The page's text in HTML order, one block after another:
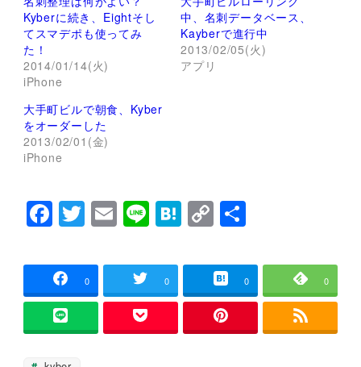
t
t
e
r
で
共
(
し
い
ウ
ィ
ン
ド
き
ま
す
共
有
す
は
ク
し
て
く
だ
し
い
ウ
ウ
で
開
き
)
Kyberに続き、Eightそし
てスマデポも使ってみ
た！
2014/01/14(火)
iPhone
中、名刺データベース、
Kayberで進行中
2013/02/05(火)
アプリ
大手町ビルで朝食、Kyber
をオーダーした
2013/02/01(金)
iPhone
F
a
c
e
b
o
T
wi
tt
er
E
m
ai
l
Li
n
e
H
at
e
n
C
o
p
y
Li
n
共
0 0 0 0